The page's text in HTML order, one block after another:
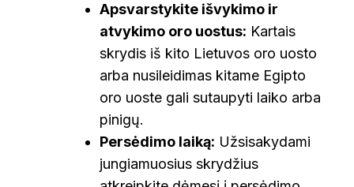
Apsvarstykite išvykimo ir
atvykimo oro uostus: Kartais
skrydis iš kito Lietuvos oro uosto
arba nusileidimas kitame Egipto
oro uoste gali sutaupyti laiko arba
pinigų.
Persėdimo laiką: Užsisakydami
jungiamuosius skrydžius